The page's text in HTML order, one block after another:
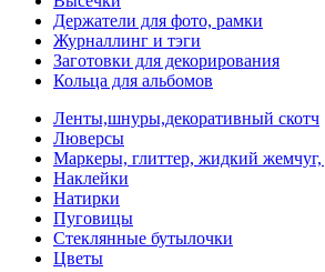
Держатели для фото, рамки
Журналлинг и тэги
Заготовки для декорирования
Кольца для альбомов
Ленты,шнуры,декоративный скотч
Люверсы
Маркеры, глиттер, жидкий жемчуг,
Наклейки
Натирки
Пуговицы
Стеклянные бутылочки
Цветы